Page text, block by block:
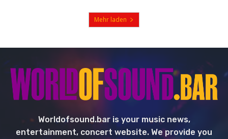
Mehr laden
Worldofsound.bar is your music news,
entertainment, concert website. We provide you